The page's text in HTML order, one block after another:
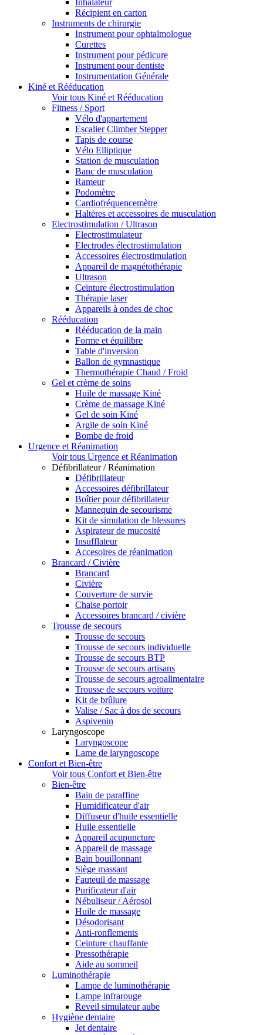
Inhalateur
Récipient en carton
Instruments de chirurgie
Instrument pour ophtalmologue
Curettes
Instrument pour pédicure
Instrument pour dentiste
Instrumentation Générale
Kiné et Rééducation
Voir tous Kiné et Rééducation
Fitness / Sport
Vélo d'appartement
Escalier Climber Stepper
Tapis de course
Vélo Elliptique
Station de musculation
Banc de musculation
Rameur
Podomètre
Cardiofréquencemètre
Haltères et accessoires de musculation
Electrostimulation / Ultrason
Electrostimulateur
Electrodes électrostimulation
Accessoires électrostimulation
Appareil de magnétothérapie
Ultrason
Ceinture électrostimulation
Thérapie laser
Appareils à ondes de choc
Rééducation
Rééducation de la main
Forme et équilibre
Table d'inversion
Ballon de gymnastique
Thermothérapie Chaud / Froid
Gel et crème de soins
Huile de massage Kiné
Crème de massage Kiné
Gel de soin Kiné
Argile de soin Kiné
Bombe de froid
Urgence et Réanimation
Voir tous Urgence et Réanimation
Défibrillateur / Réanimation
Défibrillateur
Accessoires défibrillateur
Boîtier pour défibrillateur
Mannequin de secourisme
Kit de simulation de blessures
Aspirateur de mucosité
Insufflateur
Accesoires de réanimation
Brancard / Civière
Brancard
Civière
Couverture de survie
Chaise portoir
Accessoires brancard / civière
Trousse de secours
Trousse de secours
Trousse de secours individuelle
Trousse de secours BTP
Trousse de secours artisans
Trousse de secours agroalimentaire
Trousse de secours voiture
Kit de brûlure
Valise / Sac à dos de secours
Aspivenin
Laryngoscope
Laryngoscope
Lame de laryngoscope
Confort et Bien-être
Voir tous Confort et Bien-être
Bien-être
Bain de paraffine
Humidificateur d'air
Diffuseur d'huile essentielle
Huile essentielle
Appareil acupuncture
Appareil de massage
Bain bouillonnant
Siège massant
Fauteuil de massage
Purificateur d'air
Nébuliseur / Aérosol
Huile de massage
Désodorisant
Anti-ronflements
Ceinture chauffante
Pressothérapie
Aide au sommeil
Luminothérapie
Lampe de luminothérapie
Lampe infrarouge
Reveil simulateur aube
Hygiène dentaire
Jet dentaire